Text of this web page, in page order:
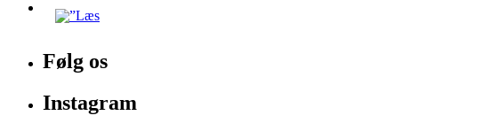
Følg os
Instagram